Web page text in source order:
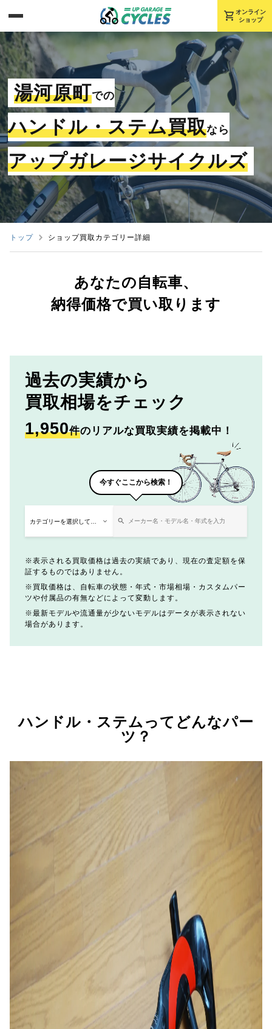
shopping_cart オンライン
ショップ
湯河原町での
ハンドル・ステム買取なら
アップガレージサイクルズ
トップ ショップ買取カテゴリー詳細
あなたの自転車、
納得価格で買い取ります
過去の実績から
買取相場をチェック
1,950件のリアルな買取実績を掲載中！
今すぐここから検索！
表示される買取価格は過去の実績であり、現在の査定額を保
証するものではありません。
買取価格は、自転車の状態・年式・市場相場・カスタムパー
ツや付属品の有無などによって変動します。
最新モデルや流通量が少ないモデルはデータが表示されない
場合があります。
ハンドル・ステムってどんなパー
ツ？